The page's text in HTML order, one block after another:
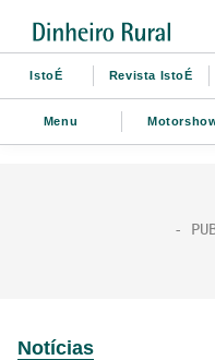
IstoÉ Revista IstoÉ
Menu
Notícias